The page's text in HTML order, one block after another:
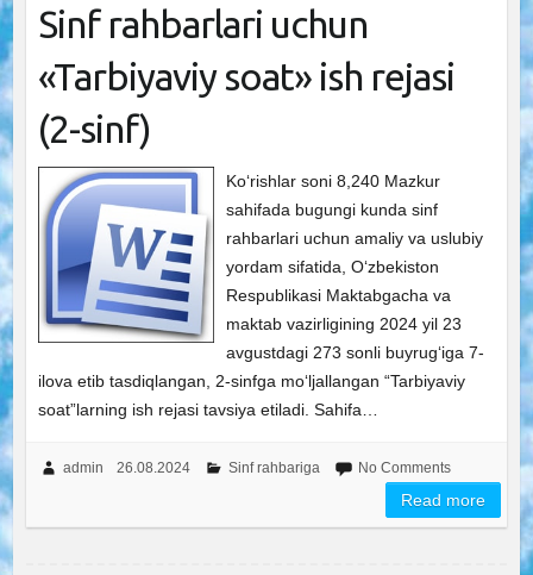
Sinf rahbarlari uchun
«Tarbiyaviy soat» ish rejasi
(2-sinf)
Ko‘rishlar soni 8,240 Mazkur
sahifada bugungi kunda sinf
rahbarlari uchun amaliy va uslubiy
yordam sifatida, O‘zbekiston
Respublikasi Maktabgacha va
maktab vazirligining 2024 yil 23
avgustdagi 273 sonli buyrug‘iga 7-
ilova etib tasdiqlangan, 2-sinfga mo‘ljallangan “Tarbiyaviy
soat”larning ish rejasi tavsiya etiladi. Sahifa…
admin 26.08.2024 Sinf rahbariga No Comments
Read more